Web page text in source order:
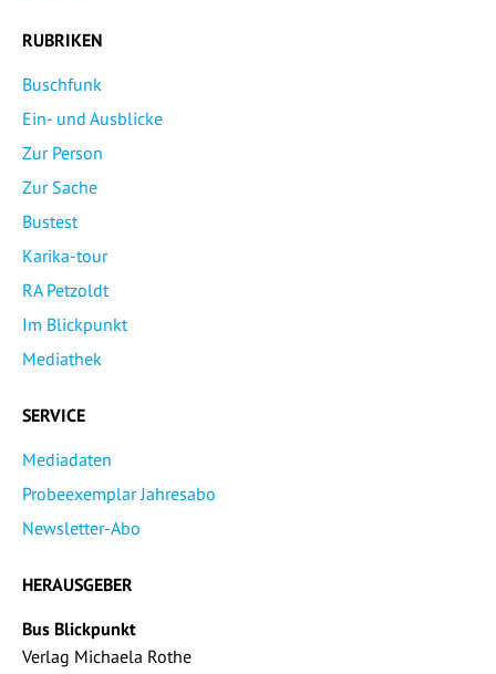
RUBRIKEN
Buschfunk
Ein- und Ausblicke
Zur Person
Zur Sache
Bustest
Karika-tour
RA Petzoldt
Im Blickpunkt
Mediathek
SERVICE
Mediadaten
Probeexemplar Jahresabo
Newsletter-Abo
HERAUSGEBER
Bus Blickpunkt
Verlag Michaela Rothe